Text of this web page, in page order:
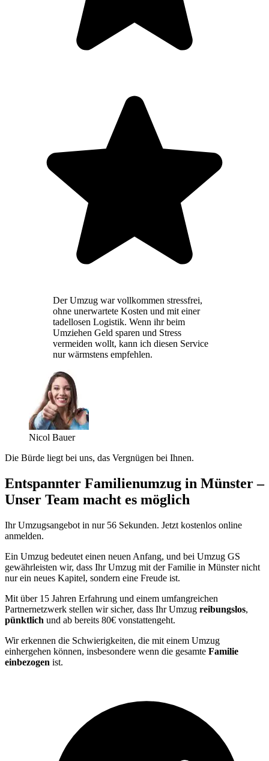
Der Umzug war vollkommen stressfrei,
ohne unerwartete Kosten und mit einer
tadellosen Logistik. Wenn ihr beim
Umziehen Geld sparen und Stress
vermeiden wollt, kann ich diesen Service
nur wärmstens empfehlen.
Nicol Bauer
Die Bürde liegt bei uns, das Vergnügen bei Ihnen.
Entspannter Familienumzug in Münster –
Unser Team macht es möglich
Ihr Umzugsangebot in nur 56 Sekunden. Jetzt kostenlos online
anmelden.
Ein Umzug bedeutet einen neuen Anfang, und bei Umzug GS
gewährleisten wir, dass Ihr Umzug mit der Familie in Münster nicht
nur ein neues Kapitel, sondern eine Freude ist.
Mit über 15 Jahren Erfahrung und einem umfangreichen
Partnernetzwerk stellen wir sicher, dass Ihr Umzug reibungslos,
pünktlich und ab bereits 80€ vonstattengeht.
Wir erkennen die Schwierigkeiten, die mit einem Umzug
einhergehen können, insbesondere wenn die gesamte Familie
einbezogen ist.